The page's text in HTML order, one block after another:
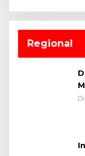
Regional